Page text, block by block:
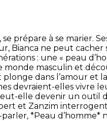
prépare à se marier.
Bianca ne peut cacher
: une « peau
masculin et
dans l’amour et
devraient-elles vivre
elle devenir un outil
et Zanzim
*Peau d’homme*